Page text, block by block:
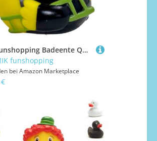
MIK funshopping Badeente Quietscheente Badewannenspielzeug (Ente Schornsteinfeger)
funshopping
bei Amazon Marketplace